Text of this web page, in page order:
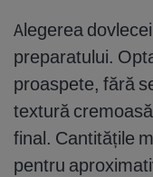
Alegerea
preparatului.
proaspete, fără
textură
final. Cantitățile
pentru